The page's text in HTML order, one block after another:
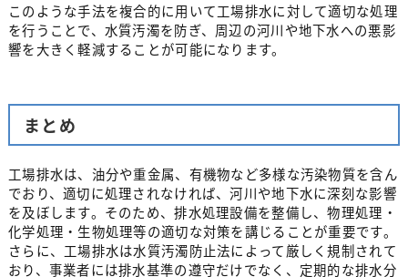
このような手法を複合的に用いて工場排水に対して適切な処理
を行うことで、水質汚濁を防ぎ、周辺の河川や地下水への悪影
響を大きく軽減することが可能になります。
まとめ
工場排水は、油分や重金属、有機物など多様な汚染物質を含ん
でおり、適切に処理されなければ、河川や地下水に深刻な影響
を及ぼします。そのため、排水処理設備を整備し、物理処理・
化学処理・生物処理等の適切な対策を講じることが重要です。
さらに、工場排水は水質汚濁防止法によって厳しく規制されて
おり、事業者には排水基準の遵守だけでなく、定期的な排水分